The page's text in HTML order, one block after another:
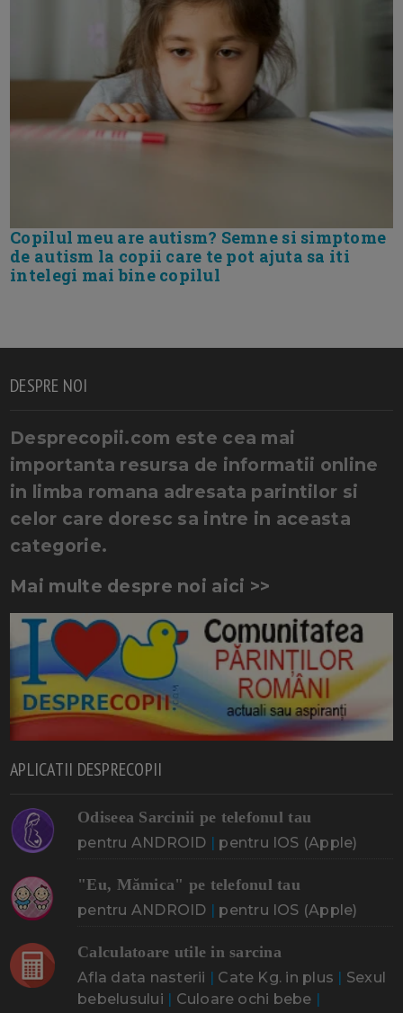
Copilul meu are autism? Semne si simptome
de autism la copii care te pot ajuta sa iti
intelegi mai bine copilul
DESPRE NOI
Desprecopii.com este cea mai
importanta resursa de informatii online
in limba romana adresata parintilor si
celor care doresc sa intre in aceasta
categorie.
Mai multe despre noi aici >>
APLICATII DESPRECOPII
Odiseea Sarcinii pe telefonul tau
pentru ANDROID | pentru IOS (Apple)
"Eu, Mămica" pe telefonul tau
pentru ANDROID | pentru IOS (Apple)
Calculatoare utile in sarcina
Afla data nasterii | Cate Kg. in plus | Sexul
bebelusului | Culoare ochi bebe |